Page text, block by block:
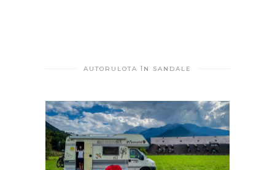
AUTORULOTA ÎN SANDALE